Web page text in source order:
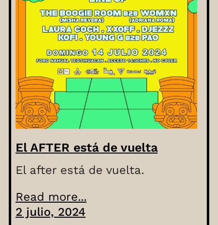
El AFTER está de vuelta
El after está de vuelta.
Read more...
2 julio, 2024